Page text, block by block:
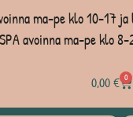
ma-pe klo 10-17
avoinna ma-pe klo
0,00€ 0